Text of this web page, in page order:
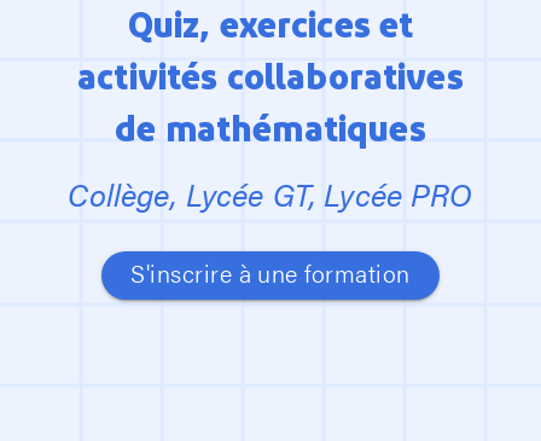
Quiz, exercices et
activités collaboratives
de mathématiques
Collège, Lycée GT, Lycée PRO
S'inscrire à une formation